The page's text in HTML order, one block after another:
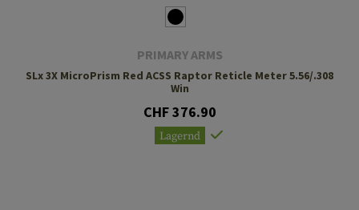
PRIMARY ARMS
SLx 3X MicroPrism Red ACSS Raptor Reticle Meter 5.56/.308
Win
CHF 376.90
Lagernd